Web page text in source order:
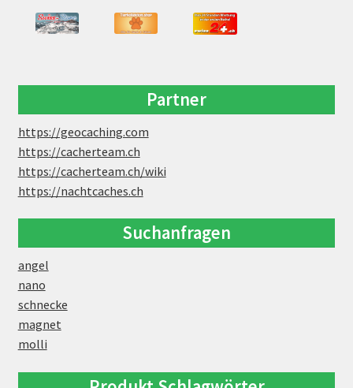
Partner
https://geocaching.com
https://cacherteam.ch
https://cacherteam.ch/wiki
https://nachtcaches.ch
Suchanfragen
angel
nano
schnecke
magnet
molli